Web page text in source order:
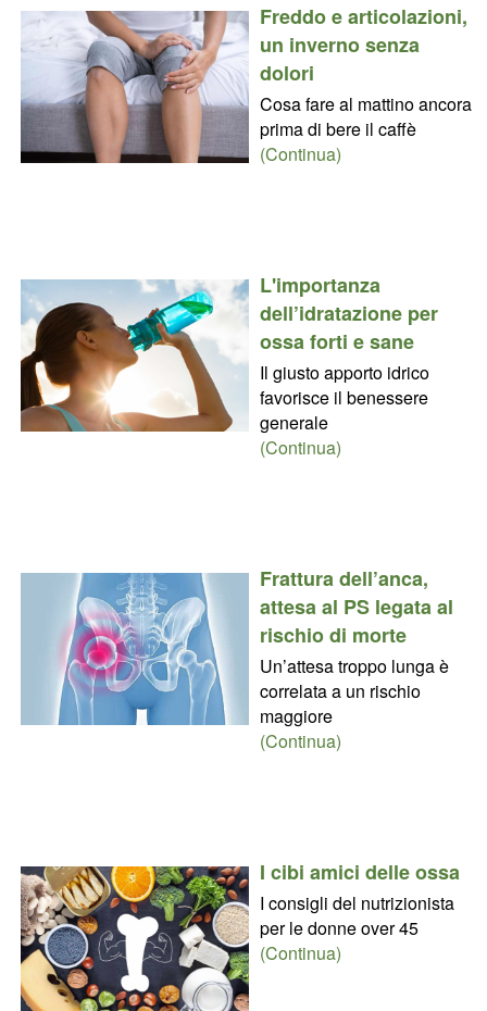
Freddo e articolazioni,
un inverno senza
dolori
Cosa fare al mattino ancora
prima di bere il caffè
(Continua)
L'importanza
dell’idratazione per
ossa forti e sane
Il giusto apporto idrico
favorisce il benessere
generale
(Continua)
Frattura dell’anca,
attesa al PS legata al
rischio di morte
Un’attesa troppo lunga è
correlata a un rischio
maggiore
(Continua)
I cibi amici delle ossa
I consigli del nutrizionista
per le donne over 45
(Continua)